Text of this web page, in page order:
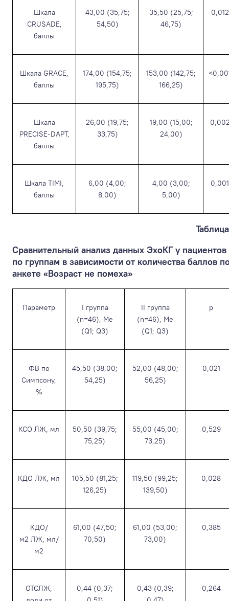
Шкала
CRUSADE,
баллы
43,00 (35,75;
54,50)
35,50 (25,75;
46,75)
0,012
Шкала GRACE,
баллы
174,00 (154,75;
195,75)
153,00 (142,75;
166,25)
Шкала
PRECISE-DAPT,
баллы
26,00 (19,75;
33,75)
19,00 (15,00;
24,00)
Шкала TIMI,
баллы
6,00 (4,00;
8,00)
4,00 (3,00;
5,00)
0,001
Сравнительный анализ данных ЭхоКГ у пациентов
по группам в зависимости от количества баллов
анкете «Возраст не помеха»
Параметр
I группа
(n=46), Ме
(Q1; Q3)
II группа
(n=46), Ме
(Q1; Q3)
p
ФВ по
Симпсону,
%
45,50 (38,00;
54,25)
52,00 (48,00;
56,25)
0,021
КСО ЛЖ, мл
50,50 (39,75;
75,25)
55,00 (45,00;
73,25)
0,529
КДО ЛЖ, мл
105,50 (81,25;
126,25)
119,50 (99,25;
139,50)
0,028
КДО/
м2 ЛЖ, мл/
м2
61,00 (47,50;
70,50)
61,00 (53,00;
73,00)
0,385
ОТСЛЖ,
0,44 (0,37;
0,43 (0,39;
0,264